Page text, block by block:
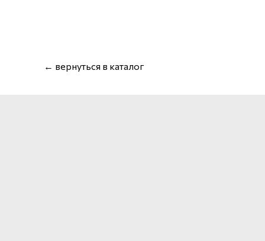
← вернуться в каталог